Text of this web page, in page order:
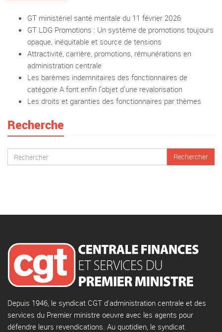
GT ministériel santé mentale du 11 février 2026
GT LDG Promotions : Un système de promotions toujours
opaque, inéquitable et source de tensions
Attractivité, carrière, promotions, rémunérations en
administration centrale
Les barèmes indemnitaires des fonctionnaires de
catégorie A font enfin l’objet d’une revalorisation
Les droits et garanties des fonctionnaires par thèmes
Recherche
Depuis 1946, le syndicat CGT d'administration centrale et des
services du Premier ministre oeuvre avec les agents pour
défendre leurs revendications. Au quotidien, le syndicat